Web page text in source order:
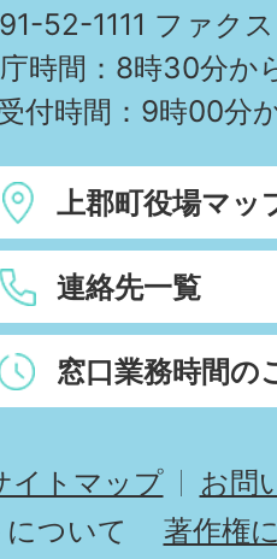
52-1111 ファク
時間：8時30分か
付時間：9時00分
上郡町役場マッ
連絡先一覧
窓口業務時間の
イトマップ
お問
ついて
著作権